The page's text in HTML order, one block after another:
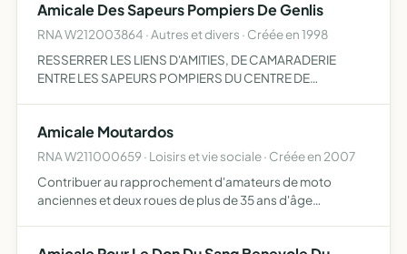
Amicale Des Sapeurs Pompiers De Genlis
RNA W212003864 · Autres et divers · Créée en 1998
RESSERRER LES LIENS D'AMITIES, DE CAMARADERIE
ENTRE LES SAPEURS POMPIERS DU CENTRE DE
FAMILLES, LES SAPEURS POMPIERS HONORAIRES
Amicale Moutardos
RNA W211000659 · Loisirs et vie sociale · Créée en 2007
Contribuer au rapprochement d'amateurs de moto
anciennes et deux roues de plus de 35 ans d'âge